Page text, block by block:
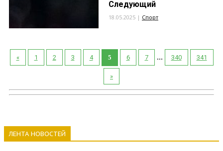
Следующий
18.05.2025 | Спорт
« 1 2 3 4 5 6 7 ... 340 341
»
ЛЕНТА НОВОСТЕЙ